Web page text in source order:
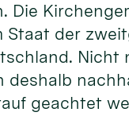
Die
Staat der
Nicht
deshalb
geachtet